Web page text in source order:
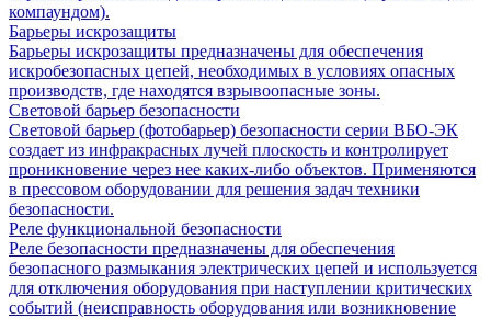
компаундом).
Барьеры искрозащиты
Барьеры искрозащиты предназначены для обеспечения
искробезопасных цепей, необходимых в условиях опасных
производств, где находятся взрывоопасные зоны.
Световой барьер безопасности
Световой барьер (фотобарьер) безопасности серии ВБО-ЭК
создает из инфракрасных лучей плоскость и контролирует
проникновение через нее каких-либо объектов. Применяются
в прессовом оборудовании для решения задач техники
безопасности.
Реле функциональной безопасности
Реле безопасности предназначены для обеспечения
безопасного размыкания электрических цепей и используется
для отключения оборудования при наступлении критических
событий (неисправность оборудования или возникновение